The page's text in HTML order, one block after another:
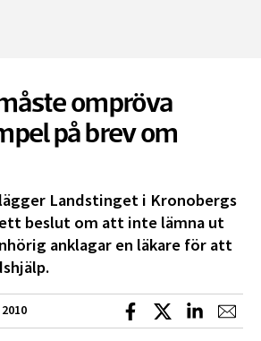
ompröva
på brev om
Landstinget i Kronobergs
beslut om att inte lämna ut
anklagar en läkare för att
Dela på Facebook
Dela på XDela på